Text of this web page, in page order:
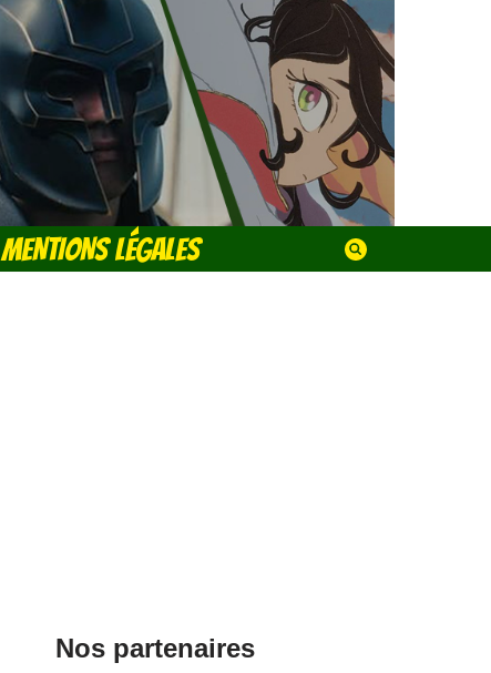
MENTIONS LÉGALES
Nos partenaires